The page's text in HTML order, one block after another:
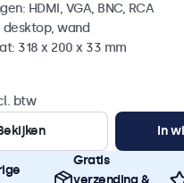
HDMI, VGA, BNC, RCA
wand
318 x 200 x 33 mm
btw
In
Gratis
verzending &